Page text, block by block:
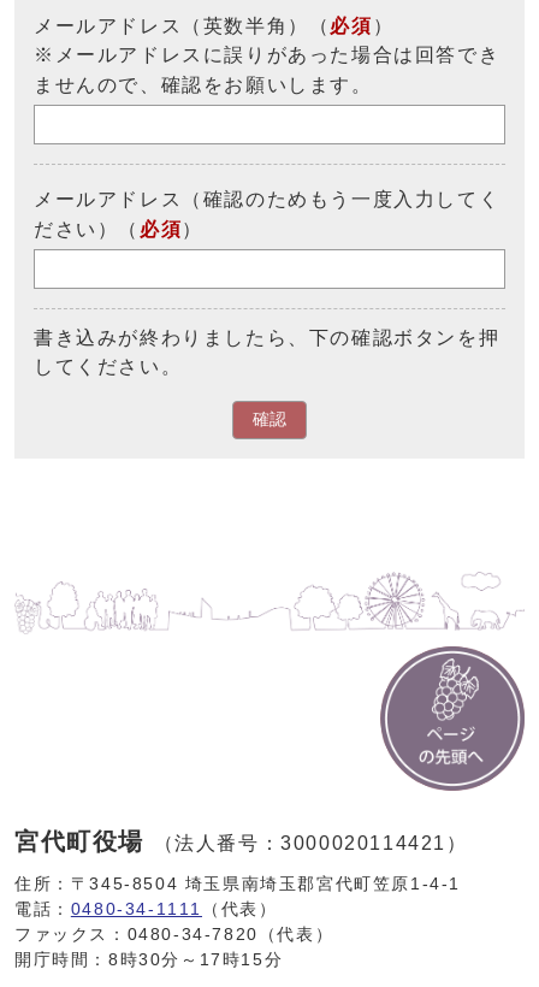
メールアドレス（英数半角）（ 必須 ）
※メールアドレスに誤りがあった場合は回答でき
ませんので、確認をお願いします。
メールアドレス（確認のためもう一度入力してく
ださい）（ 必須）
書き込みが終わりましたら、下の確認ボタンを押
してください。
確認
宮代町役場 （法人番号：3000020114421）
住所：〒345-8504 埼玉県南埼玉郡宮代町笠原1-4-1
電話： 0480-34-1111
（代表）
ファックス：0480-34-7820（代表）
開庁時間：8時30分～17時15分